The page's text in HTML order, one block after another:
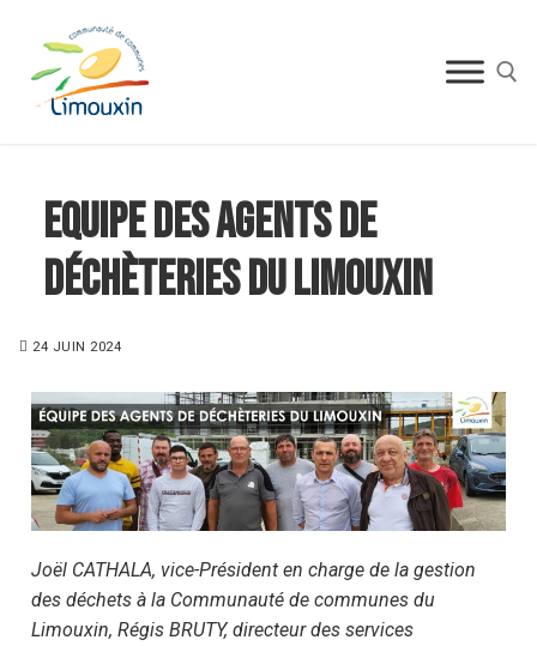
Equipe des agents de
déchèteries du Limouxin
24 JUIN 2024
Joël CATHALA, vice-Président en charge de la gestion
des déchets à la Communauté de communes du
Limouxin, Régis BRUTY, directeur des services